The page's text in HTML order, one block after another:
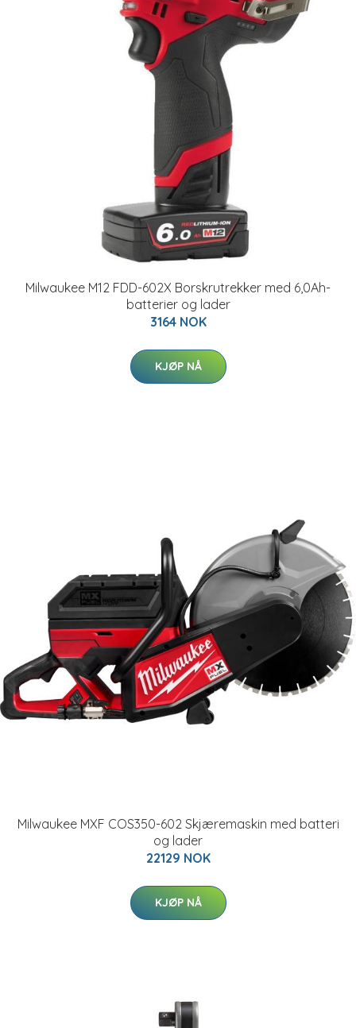
Milwaukee M12 FDD-602X Borskrutrekker med 6,0Ah-
batterier og lader
3164 NOK
KJØP NÅ
Milwaukee MXF COS350-602 Skjæremaskin med batteri
og lader
22129 NOK
KJØP NÅ